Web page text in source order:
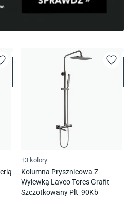
+3 kolory
Kolumna Prysznicowa Z
Wylewką Laveo Tores Grafit
Szczotkowany Plt_90Kb